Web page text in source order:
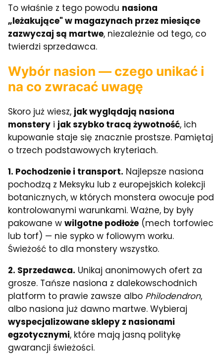
To właśnie z tego powodu nasiona
„leżakujące" w magazynach przez miesiące
zazwyczaj są martwe, niezależnie od tego, co
twierdzi sprzedawca.
Wybór nasion — czego unikać i
na co zwracać uwagę
Skoro już wiesz, jak wyglądają nasiona
monstery i jak szybko tracą żywotność, ich
kupowanie staje się znacznie prostsze. Pamiętaj
o trzech podstawowych kryteriach.
1. Pochodzenie i transport. Najlepsze nasiona
pochodzą z Meksyku lub z europejskich kolekcji
botanicznych, w których monstera owocuje pod
kontrolowanymi warunkami. Ważne, by były
pakowane w wilgotne podłoże (mech torfowiec
lub torf) — nie sypko w foliowym worku.
Świeżość to dla monstery wszystko.
2. Sprzedawca. Unikaj anonimowych ofert za
grosze. Tańsze nasiona z dalekowschodnich
platform to prawie zawsze albo Philodendron,
albo nasiona już dawno martwe. Wybieraj
wyspecjalizowane sklepy z nasionami
egzotycznymi, które mają jasną politykę
gwarancji świeżości.